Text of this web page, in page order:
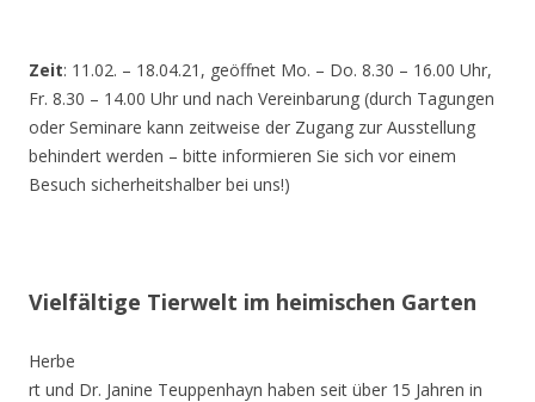
Zeit: 11.02. – 18.04.21, geöffnet Mo. – Do. 8.30 – 16.00 Uhr,
Fr. 8.30 – 14.00 Uhr und nach Vereinbarung (durch Tagungen
oder Seminare kann zeitweise der Zugang zur Ausstellung
behindert werden – bitte informieren Sie sich vor einem
Besuch sicherheitshalber bei uns!)
Vielfältige Tierwelt im heimischen Garten
Herbe
rt und Dr. Janine Teuppenhayn haben seit über 15 Jahren in